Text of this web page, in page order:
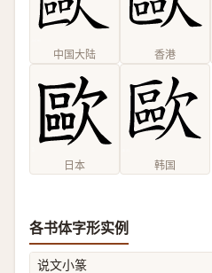
中国大陆 香港
日本 韩国
各书体字形实例
说文小篆